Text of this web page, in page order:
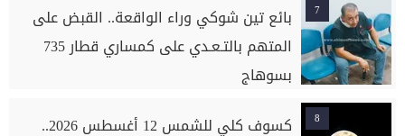
7
بائع تين شوكي وراء الواقعة.. القبض على
المتهم بالتـعـدي على كمساري قطار 735
بسوهاج
8 كسوف كلي للشمس 12 أغسطس 2026..